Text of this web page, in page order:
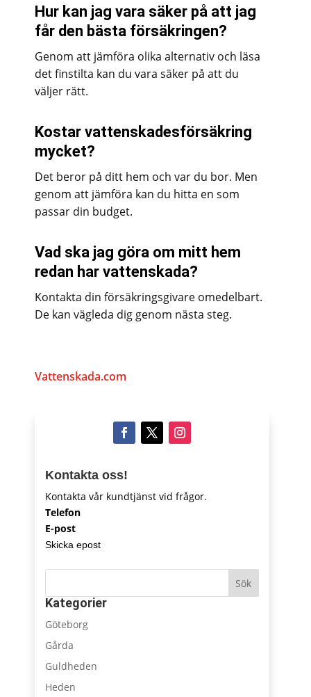
Hur kan jag vara säker på att jag
får den bästa försäkringen?
Genom att jämföra olika alternativ och läsa
det finstilta kan du vara säker på att du
väljer rätt.
Kostar vattenskadesförsäkring
mycket?
Det beror på ditt hem och var du bor. Men
genom att jämföra kan du hitta en som
passar din budget.
Vad ska jag göra om mitt hem
redan har vattenskada?
Kontakta din försäkringsgivare omedelbart.
De kan vägleda dig genom nästa steg.
Vattenskada.com
Kontakta oss!
Kontakta vår kundtjänst vid frågor.
Telefon
E-post
Skicka epost
Sök
Kategorier
Göteborg
Gårda
Guldheden
Heden